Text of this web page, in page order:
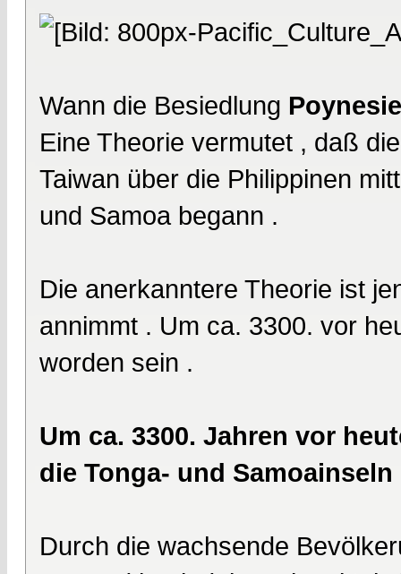
Wann die Besiedlung
Eine Theorie vermutet , daß
Taiwan über die Philippinen
und Samoa begann .
Die anerkanntere Theorie ist
annimmt . Um ca. 3300. vor
worden sein .
Um ca. 3300. Jahren vor
die Tonga- und
Durch die wachsende